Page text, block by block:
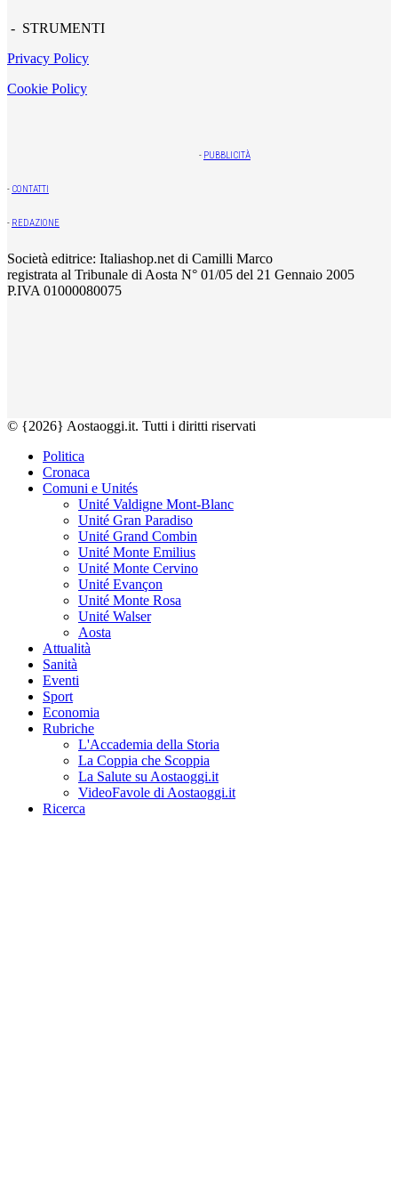
- STRUMENTI
Privacy Policy
Cookie Policy
- PUBBLICITÀ
- CONTATTI
- REDAZIONE
Società editrice: Italiashop.net di Camilli Marco
registrata al Tribunale di Aosta N° 01/05 del 21 Gennaio 2005
P.IVA 01000080075
© {2026} Aostaoggi.it. Tutti i diritti riservati
Politica
Cronaca
Comuni e Unités
Unité Valdigne Mont-Blanc
Unité Gran Paradiso
Unité Grand Combin
Unité Monte Emilius
Unité Monte Cervino
Unité Evançon
Unité Monte Rosa
Unité Walser
Aosta
Attualità
Sanità
Eventi
Sport
Economia
Rubriche
L'Accademia della Storia
La Coppia che Scoppia
La Salute su Aostaoggi.it
VideoFavole di Aostaoggi.it
Ricerca